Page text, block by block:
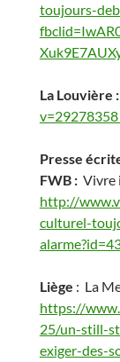
toujours-
La Louvière :
Presse
FWB : Vivre
http://
culturel-
Liège : La
https://
25/un-still-
exiger-des-